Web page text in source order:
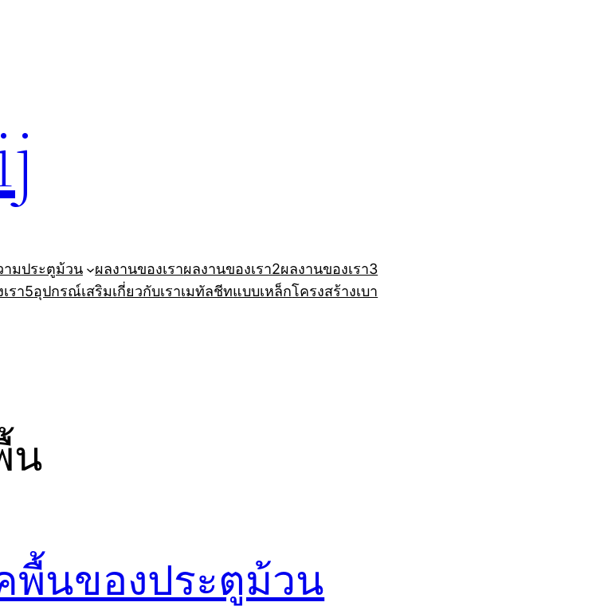
ามประตูม้วน ผลงานของเราผลงานของเรา2ผลงานของเรา3
รา5อุปกรณ์เสริมเกี่ยวกับเราเมทัลชีทแบบเหล็กโครงสร้างเบา
น
พื้นของประตูม้วน